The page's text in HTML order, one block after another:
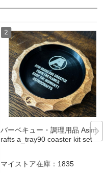
バーベキュー・調理用品 Asimoc
rafts a_tray90 coaster kit set
マイストア在庫： 1835